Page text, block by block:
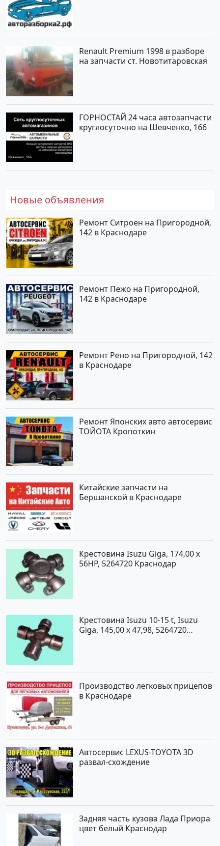
Renault Premium 1998 в разборе
на запчасти ст. Новотитаровская
ГОРНОСТАЙ 24 часа автозапчасти
круглосуточно на Шевченко, 166
Новые объявления
Ремонт Ситроен на Пригородной,
142 в Краснодаре
Ремонт Пежо на Пригородной,
142 в Краснодаре
Ремонт Рено на Пригородной, 142
в Краснодаре
Ремонт Японских авто автосервис
ТОЙОТА Кропоткин
Китайские запчасти на
Бершанской в Краснодаре
Крестовина Isuzu Giga, 174,00 x
56HP, 5264720 Краснодар
Крестовина Isuzu 10-15 t, Isuzu
Giga, 145,00 x 47,98, 5264720
Производство легковых прицепов
в Краснодаре
Автосервис LEXUS-TOYOTA 3D
развал-схождение
Задняя часть кузова Лада Приора
цвет белый Краснодар